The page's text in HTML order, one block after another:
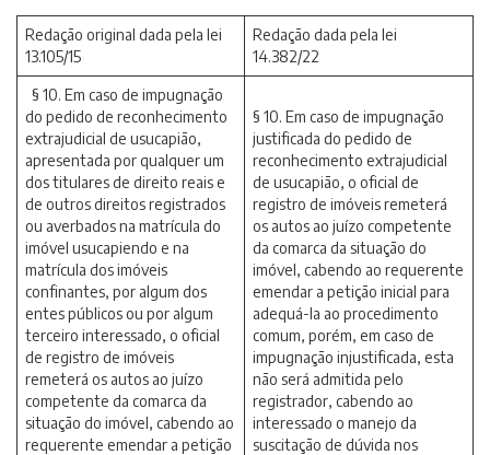
Redação original dada pela lei
13.105/15
Redação dada pela lei
14.382/22
§ 10. Em caso de impugnação
do pedido de reconhecimento
extrajudicial de usucapião,
apresentada por qualquer um
dos titulares de direito reais e
de outros direitos registrados
ou averbados na matrícula do
imóvel usucapiendo e na
matrícula dos imóveis
confinantes, por algum dos
entes públicos ou por algum
terceiro interessado, o oficial
de registro de imóveis
remeterá os autos ao juízo
competente da comarca da
situação do imóvel, cabendo ao
requerente emendar a petição
§ 10. Em caso de impugnação
justificada do pedido de
reconhecimento extrajudicial
de usucapião, o oficial de
registro de imóveis remeterá
os autos ao juízo competente
da comarca da situação do
imóvel, cabendo ao requerente
emendar a petição inicial para
adequá-la ao procedimento
comum, porém, em caso de
impugnação injustificada, esta
não será admitida pelo
registrador, cabendo ao
interessado o manejo da
suscitação de dúvida nos